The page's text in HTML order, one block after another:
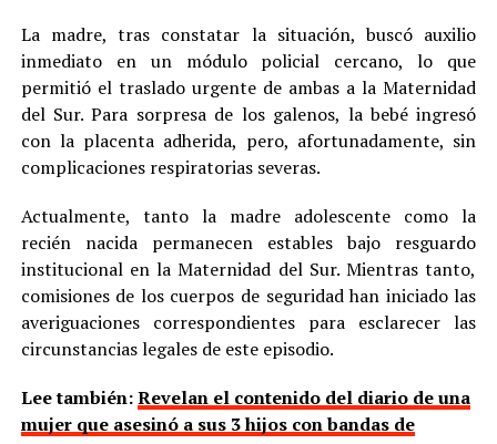
La madre, tras constatar la situación, buscó auxilio
inmediato en un módulo policial cercano, lo que
permitió el traslado urgente de ambas a la Maternidad
del Sur. Para sorpresa de los galenos, la bebé ingresó
con la placenta adherida, pero, afortunadamente, sin
complicaciones respiratorias severas.
Actualmente, tanto la madre adolescente como la
recién nacida permanecen estables bajo resguardo
institucional en la Maternidad del Sur. Mientras tanto,
comisiones de los cuerpos de seguridad han iniciado las
averiguaciones correspondientes para esclarecer las
circunstancias legales de este episodio.
Lee también:Revelan el contenido del diario de una
mujer que asesinó a sus 3 hijos con bandas de